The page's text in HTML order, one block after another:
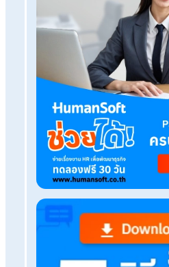
โปรแกรมเงิน
ทดลองใช้ฟรี
บริการขึ้นระบบ ฟรี ไม่มีค่
ทดล